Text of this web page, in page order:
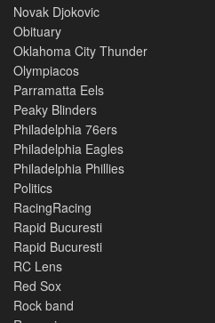
Novak Djokovic
Obituary
Oklahoma City Thunder
Olympiacos
Parramatta Eels
Peaky Blinders
Philadelphia 76ers
Philadelphia Eagles
Philadelphia Phillies
Politics
RacingRacing
Rapid Bucuresti
Rapid Bucuresti
RC Lens
Red Sox
Rock band